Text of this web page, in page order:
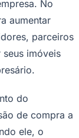
No
aumentar
parceiros
imóveis
do
de compra a
ele, o